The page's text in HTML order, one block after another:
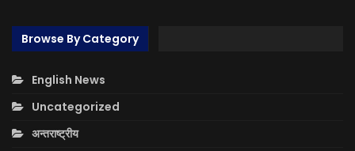
Browse By Category
English News
Uncategorized
अन्तराष्ट्रीय